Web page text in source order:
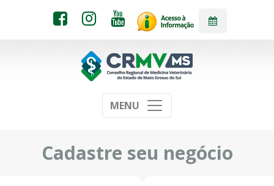
MENU
Cadastre seu negócio